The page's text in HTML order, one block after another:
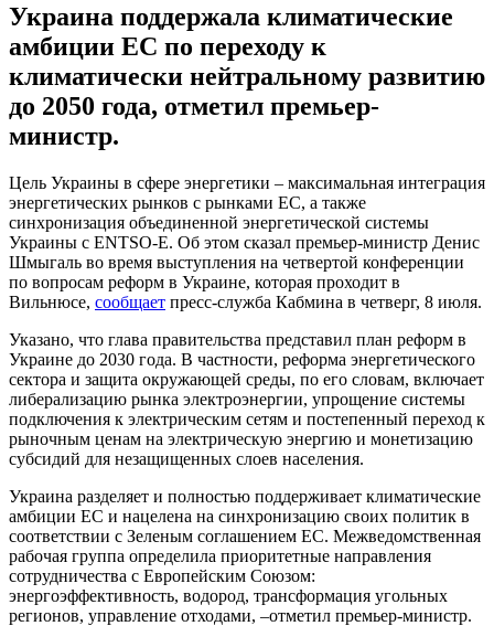
Украина поддержала климатические
амбиции ЕС по переходу к
климатически нейтральному развитию
до 2050 года, отметил премьер-
министр.
Цель Украины в сфере энергетики – максимальная интеграция
энергетических рынков с рынками ЕС, а также
синхронизация объединенной энергетической системы
Украины с ENTSO-E. Об этом сказал премьер-министр Денис
Шмыгаль во время выступления на четвертой конференции
по вопросам реформ в Украине, которая проходит в
Вильнюсе, сообщает пресс-служба Кабмина в четверг, 8 июля.
Указано, что глава правительства представил план реформ в
Украине до 2030 года. В частности, реформа энергетического
сектора и защита окружающей среды, по его словам, включает
либерализацию рынка электроэнергии, упрощение системы
подключения к электрическим сетям и постепенный переход к
рыночным ценам на электрическую энергию и монетизацию
субсидий для незащищенных слоев населения.
Украина разделяет и полностью поддерживает климатические
амбиции ЕС и нацелена на синхронизацию своих политик в
соответствии с Зеленым соглашением ЕС. Межведомственная
рабочая группа определила приоритетные направления
сотрудничества с Европейским Союзом:
энергоэффективность, водород, трансформация угольных
регионов, управление отходами, –отметил премьер-министр.